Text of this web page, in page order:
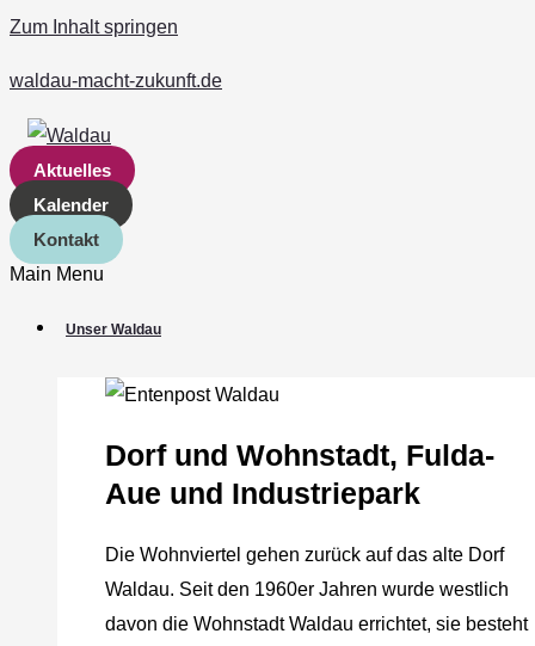
Zum Inhalt springen
waldau-macht-zukunft.de
Aktuelles
Kalender
Kontakt
Main Menu
Unser Waldau
Dorf und Wohnstadt, Fulda‐
Aue und Industriepark
Die Wohnviertel gehen zurück auf das alte Dorf
Waldau. Seit den 1960er Jahren wurde westlich
davon die Wohnstadt Waldau errichtet, sie besteht